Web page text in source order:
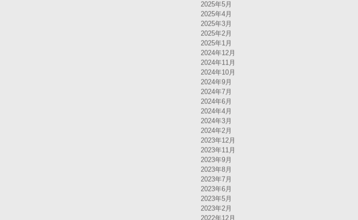
2025年5月
2025年4月
2025年3月
2025年2月
2025年1月
2024年12月
2024年11月
2024年10月
2024年9月
2024年7月
2024年6月
2024年4月
2024年3月
2024年2月
2023年12月
2023年11月
2023年9月
2023年8月
2023年7月
2023年6月
2023年5月
2023年2月